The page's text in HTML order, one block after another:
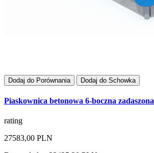
Dodaj do Porównania Dodaj do Schowka
Piaskownica betonowa 6-boczna zadaszona
rating
27583,00 PLN